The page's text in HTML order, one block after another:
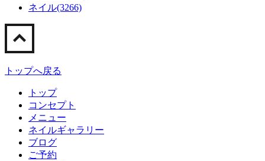
ネイル(3266)
トップへ戻る
トップ
コンセプト
メニュー
ネイルギャラリー
ブログ
ご予約